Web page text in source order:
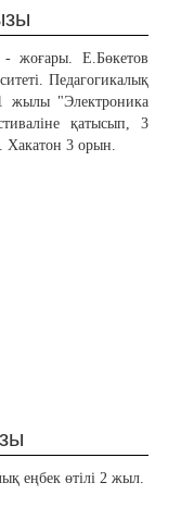
- жоғары. Е.Бөкетов
Педагогикалық
жылы "Электроника
қатысып, 3
Хакатон 3 орын.
еңбек өтілі 2 жыл.